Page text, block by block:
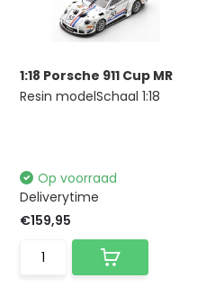
1:18 Porsche 911 Cup MR
Resin modelSchaal 1:18
Op voorraad
Deliverytime
€159,95